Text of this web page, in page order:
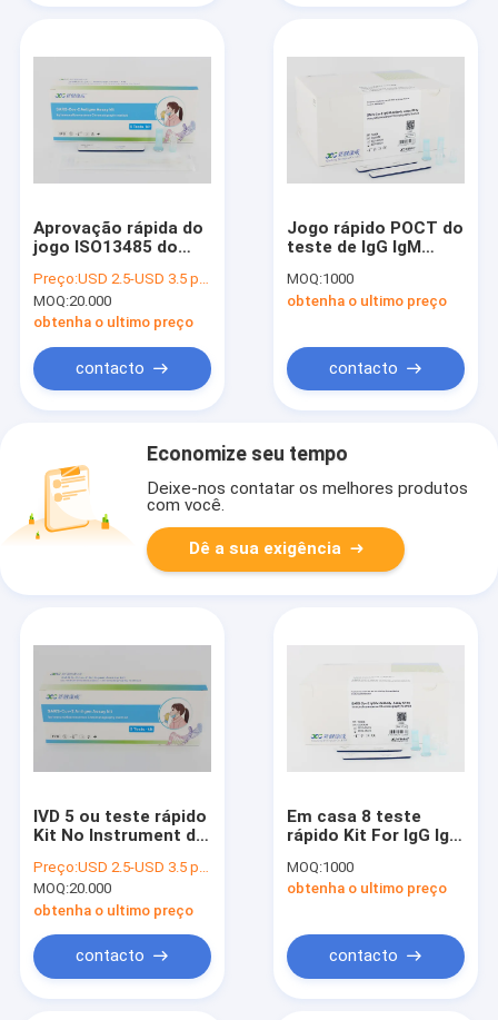
Aprovação rápida do
jogo ISO13485 do
19 orofaríngeos
Preço:USD 2.5-USD 3.5 per test
MOQ:20.000
obtenha o ultimo preço
contacto
Jogo rápido POCT do
teste de IgG IgM
inteiro do método de
Immunoflouscent
MOQ:1000
obtenha o ultimo preço
contacto
Economize seu tempo
Deixe-nos contatar os melhores produtos
com você.
Dê a sua exigência
IVD 5 ou teste rápido
Kit No Instrument de
do antígeno 25pcs
Preço:USD 2.5-USD 3.5 per test
MOQ:20.000
obtenha o ultimo preço
contacto
Em casa 8 teste
rápido Kit For IgG IgM
Covid 19
MOQ:1000
obtenha o ultimo preço
contacto